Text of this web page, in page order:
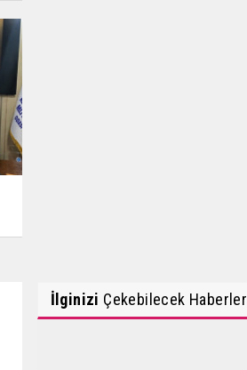
İlginizi Çekebilecek Haberler